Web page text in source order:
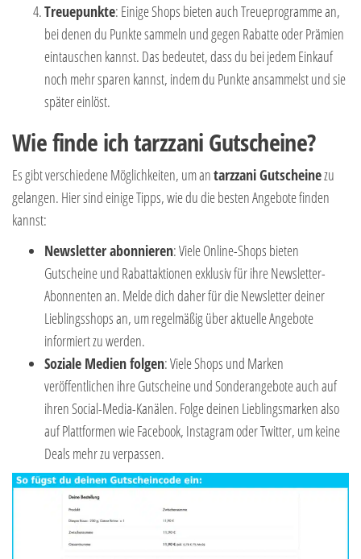
Treuepunkte: Einige Shops bieten auch Treueprogramme an,
bei denen du Punkte sammeln und gegen Rabatte oder Prämien
eintauschen kannst. Das bedeutet, dass du bei jedem Einkauf
noch mehr sparen kannst, indem du Punkte ansammelst und sie
später einlöst.
Wie finde ich tarzzani Gutscheine?
Es gibt verschiedene Möglichkeiten, um antarzzani Gutscheinezu
gelangen. Hier sind einige Tipps, wie du die besten Angebote finden
kannst:
Newsletter abonnieren: Viele Online-Shops bieten
Gutscheine und Rabattaktionen exklusiv für ihre Newsletter-
Abonnenten an. Melde dich daher für die Newsletter deiner
Lieblingsshops an, um regelmäßig über aktuelle Angebote
informiert zu werden.
Soziale Medien folgen: Viele Shops und Marken
veröffentlichen ihre Gutscheine und Sonderangebote auch auf
ihren Social-Media-Kanälen. Folge deinen Lieblingsmarken also
auf Plattformen wie Facebook, Instagram oder Twitter, um keine
Deals mehr zu verpassen.